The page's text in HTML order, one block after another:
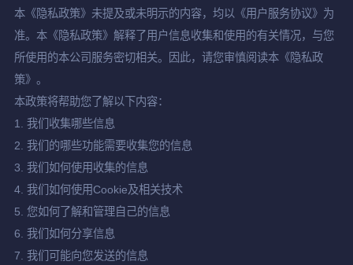
本《隐私政策》未提及或未明示的内容，均以《用户服务协议》为
准。本《隐私政策》解释了用户信息收集和使用的有关情况，与您
所使用的本公司服务密切相关。因此，请您审慎阅读本《隐私政
策》。
本政策将帮助您了解以下内容：
1. 我们收集哪些信息
2. 我们的哪些功能需要收集您的信息
3. 我们如何使用收集的信息
4. 我们如何使用Cookie及相关技术
5. 您如何了解和管理自己的信息
6. 我们如何分享信息
7. 我们可能向您发送的信息